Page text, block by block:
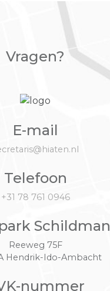
Vragen?
E-mail
Telefoon
+31 78 761 0946
Schildman
Reeweg 75F
Hendrik-Ido-Ambacht
nummer